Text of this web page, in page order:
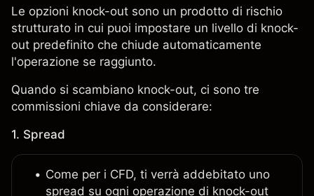
Le opzioni knock-out sono un prodotto di rischio
strutturato in cui puoi impostare un livello di knock-
out predefinito che chiude automaticamente
l'operazione se raggiunto.
Quando si scambiano knock-out, ci sono tre
commissioni chiave da considerare:
1. Spread
Come per i CFD, ti verrà addebitato uno
spread su ogni operazione di knock-out